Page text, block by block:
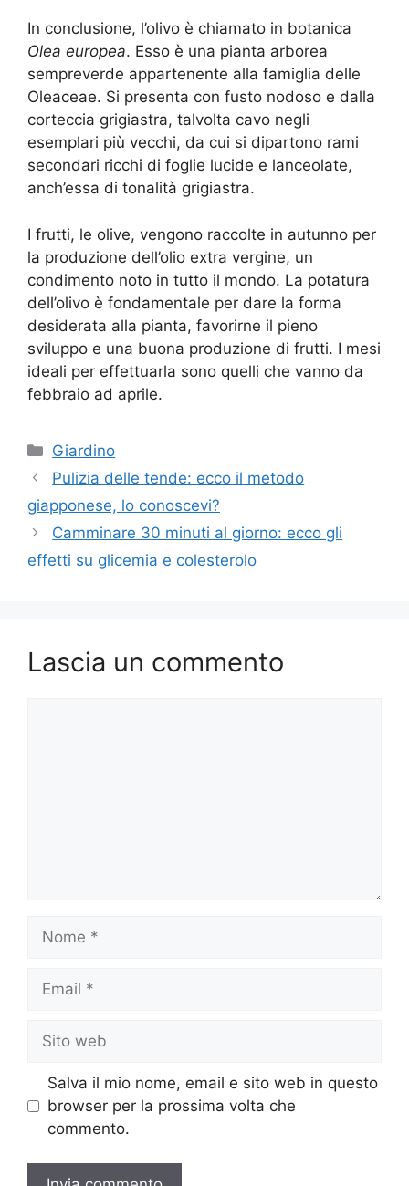
In conclusione, l’olivo è chiamato in botanica
Olea europea. Esso è una pianta arborea
sempreverde appartenente alla famiglia delle
Oleaceae. Si presenta con fusto nodoso e dalla
corteccia grigiastra, talvolta cavo negli
esemplari più vecchi, da cui si dipartono rami
secondari ricchi di foglie lucide e lanceolate,
anch’essa di tonalità grigiastra.
I frutti, le olive, vengono raccolte in autunno per
la produzione dell’olio extra vergine, un
condimento noto in tutto il mondo. La potatura
dell’olivo è fondamentale per dare la forma
desiderata alla pianta, favorirne il pieno
sviluppo e una buona produzione di frutti. I mesi
ideali per effettuarla sono quelli che vanno da
febbraio ad aprile.
Categorie
Giardino
Pulizia delle tende: ecco il metodo
giapponese, lo conoscevi?
Camminare 30 minuti al giorno: ecco gli
effetti su glicemia e colesterolo
Lascia un commento
web
Salva il mio nome, email e sito web in questo
browser per la prossima volta che
commento.